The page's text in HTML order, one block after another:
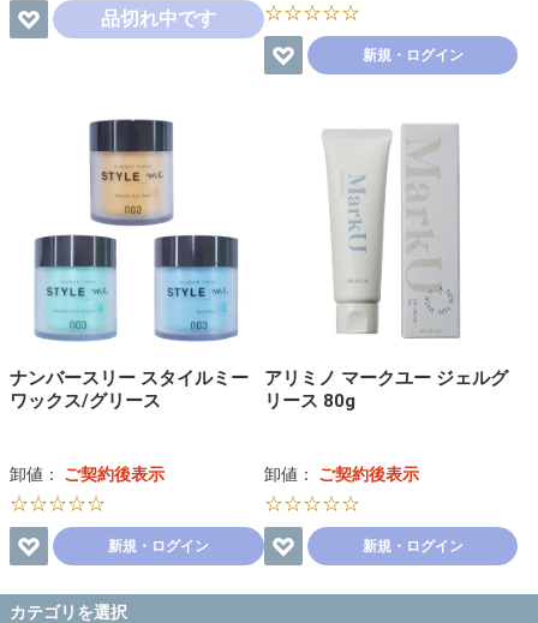
カテゴリを選択
品切れ中です ☆☆☆☆☆
新規・ログイン
ナンバースリー スタイルミー
ワックス/グリース
卸値： ご契約後表示
☆☆☆☆☆
新規・ログイン
アリミノ マークユー ジェルグ
リース 80g
卸値： ご契約後表示
☆☆☆☆☆
新規・ログイン